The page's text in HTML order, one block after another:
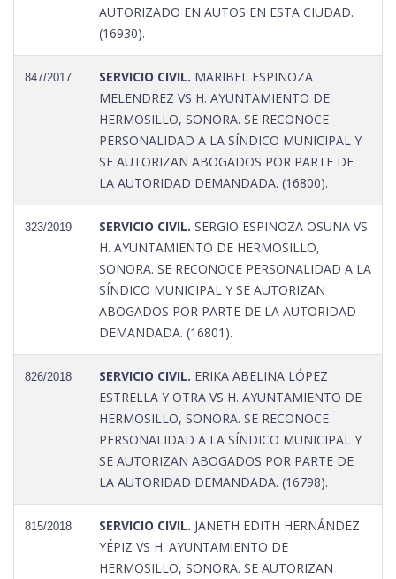
AUTORIZADO EN AUTOS EN ESTA CIUDAD.
(16930).
847/2017 SERVICIO CIVIL. MARIBEL ESPINOZA
MELENDREZ VS H. AYUNTAMIENTO DE
HERMOSILLO, SONORA. SE RECONOCE
PERSONALIDAD A LA SÍNDICO MUNICIPAL Y
SE AUTORIZAN ABOGADOS POR PARTE DE
LA AUTORIDAD DEMANDADA. (16800).
323/2019 SERVICIO CIVIL. SERGIO ESPINOZA OSUNA VS
H. AYUNTAMIENTO DE HERMOSILLO,
SONORA. SE RECONOCE PERSONALIDAD A LA
SÍNDICO MUNICIPAL Y SE AUTORIZAN
ABOGADOS POR PARTE DE LA AUTORIDAD
DEMANDADA. (16801).
826/2018 SERVICIO CIVIL. ERIKA ABELINA LÓPEZ
ESTRELLA Y OTRA VS H. AYUNTAMIENTO DE
HERMOSILLO, SONORA. SE RECONOCE
PERSONALIDAD A LA SÍNDICO MUNICIPAL Y
SE AUTORIZAN ABOGADOS POR PARTE DE
LA AUTORIDAD DEMANDADA. (16798).
815/2018 SERVICIO CIVIL. JANETH EDITH HERNÁNDEZ
YÉPIZ VS H. AYUNTAMIENTO DE
HERMOSILLO, SONORA. SE AUTORIZAN